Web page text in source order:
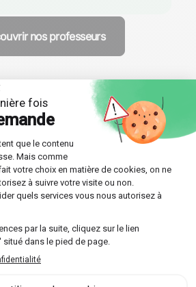
nos professeurs
de nos élèves à
Orge : laissez-vous
leurs succès !